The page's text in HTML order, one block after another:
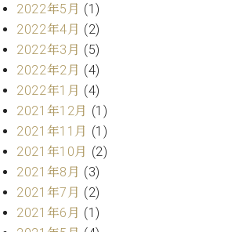
C.
ヒ
シ
ュ
タ
イ
ン
レ
ジ
デ
ン
ル・
スタ
ジオ
空き
状況
動
画
収
録
サ
ビ
ス
2022年5月 (1)
2022年4月 (2)
2022年3月 (5)
2022年2月 (4)
2022年1月 (4)
2021年12月 (1)
2021年11月 (1)
2021年10月 (2)
2021年8月 (3)
2021年7月 (2)
2021年6月 (1)